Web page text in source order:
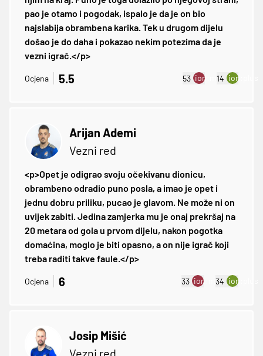
pao je otamo i pogodak, ispalo je da je on bio
najslabija obrambena karika. Tek u drugom dijelu
došao je do daha i pokazao nekim potezima da je
vezni igrač.</p>
Ocjena 5.5 53 ion:minus
14 ion:plus
Arijan Ademi
Vezni red
<p>Opet je odigrao svoju očekivanu dionicu,
obrambeno odradio puno posla, a imao je opet i
jednu dobru priliku, pucao je glavom. Ne može ni on
uvijek zabiti. Jedina zamjerka mu je onaj prekršaj na
20 metara od gola u prvom dijelu, nakon pogotka
domaćina, moglo je biti opasno, a on nije igrač koji
treba raditi takve faule.</p>
Ocjena 6 33 ion:minus
34 ion:plus
Josip Mišić
Vezni red